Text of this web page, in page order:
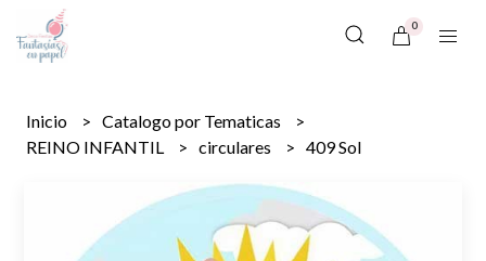
0
Inicio
Catalogo por Tematicas
REINO INFANTIL
circulares 409 Sol